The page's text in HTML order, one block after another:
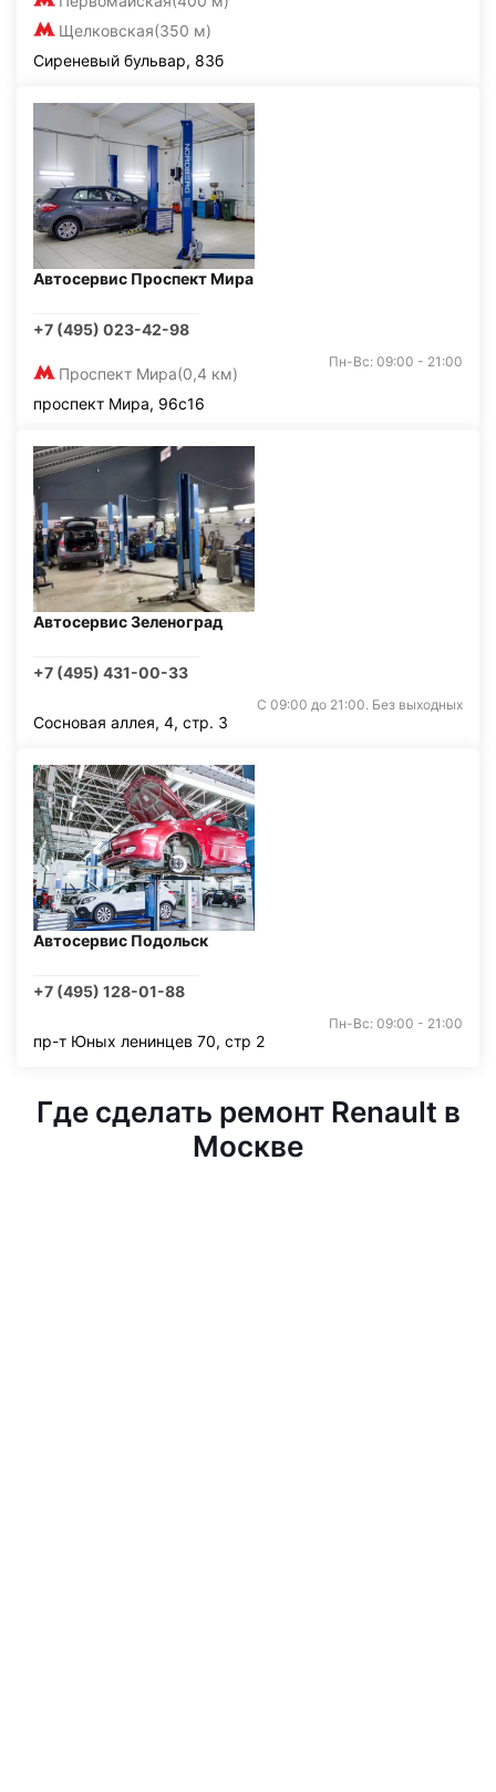
Щелковская(350 м)
Сиреневый бульвар, 83б
Автосервис Проспект Мира
+7 (495) 023-42-98
Проспект Мира(0,4 км)
Пн-Вс: 09:00 - 21:00
проспект Мира, 96с16
Автосервис Зеленоград
+7 (495) 431-00-33
С 09:00 до 21:00. Без выходных
Сосновая аллея, 4, стр. 3
Автосервис Подольск
+7 (495) 128-01-88
Пн-Вс: 09:00 - 21:00
пр-т Юных ленинцев 70, стр 2
Где сделать ремонт Renault в
Москве